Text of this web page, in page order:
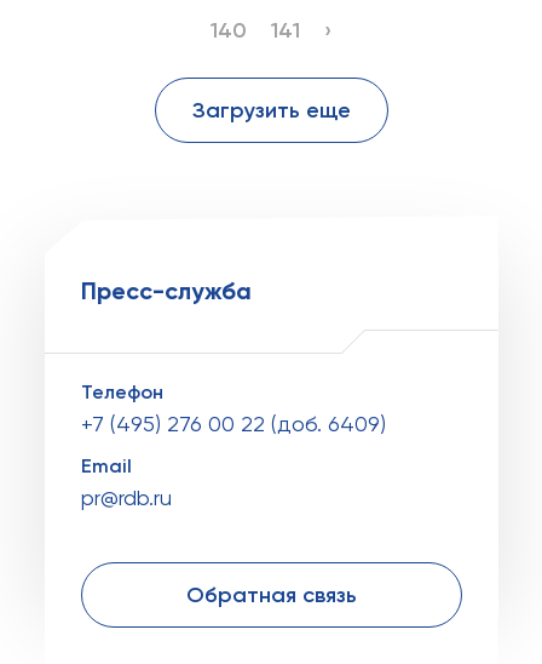
140
141 ›
Загрузить еще
Пресс-служба
Телефон
+7 (495) 276 00 22 (доб. 6409)
Email
pr@rdb.ru
Обратная связь